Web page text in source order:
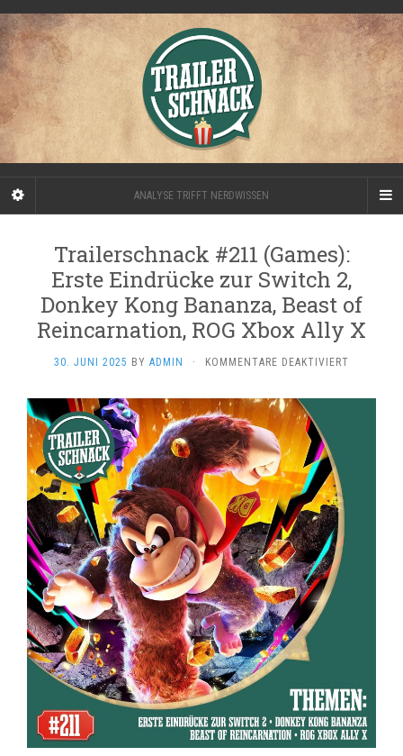
ANALYSE TRIFFT NERDWISSEN
Trailerschnack #211 (Games):
Erste Eindrücke zur Switch 2,
Donkey Kong Bananza, Beast of
Reincarnation, ROG Xbox Ally X
30. JUNI 2025 BY ADMIN · KOMMENTARE DEAKTIVIERT
#211